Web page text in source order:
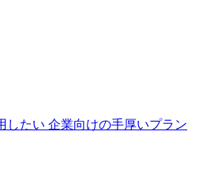
したい 企業向けの手厚いプラン